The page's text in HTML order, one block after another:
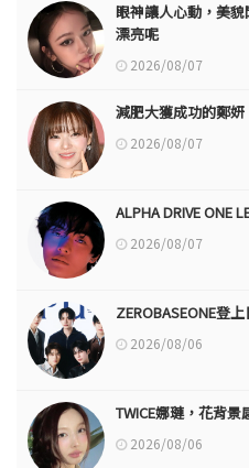
眼神讓人心動，美
漂亮呢
2026/08/07
減肥大獲成功的鄭妍
2026/08/07
ALPHA DRIVE ONE
2026/08/07
ZEROBASEONE登
2026/08/06
TWICE娜璉，花背
2026/08/06